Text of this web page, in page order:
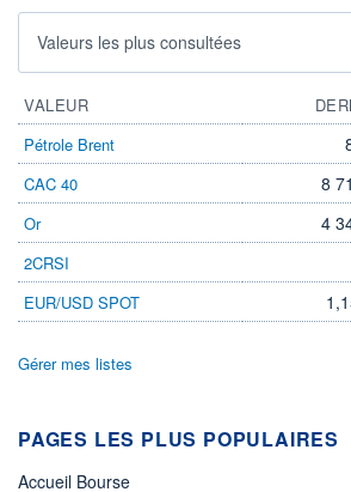
0,0000 0,0000
VOLUME
0 0,00%
VALORISATION
LIMITE À LA
BAISSE
0,0000
LIMITE À
0,0000
- -
DERNIER
ÉCHANGE
-
ÉLIGIBILITÉ
Non éligible
+ PORTEFEUILLE
Valeurs les plus consultées
VALEUR
Pétrole Brent
CAC 40 8
Or 4
2CRSI
EUR/USD SPOT
Gérer mes listes
PAGES LES PLUS POPULAIRES
Accueil Bourse